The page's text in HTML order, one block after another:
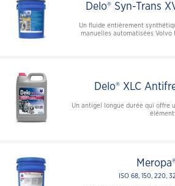
Delo® Syn-Trans
Un fluide entièrement
manuelles automatisées Volvo
Delo® XLC
Un antigel longue durée qui offre
ISO 68, 150, 220,